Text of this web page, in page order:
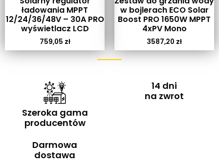
ładowania MPPT
12/24/36/48V – 30A PRO
wyświetlacz LCD
759,05 zł
w bojlerach ECO Solar
Boost PRO 1650W MPPT
4xPV Mono
3587,20 zł
Szeroka gama
producentów
14 dni
na zwrot
Darmowa
dostawa